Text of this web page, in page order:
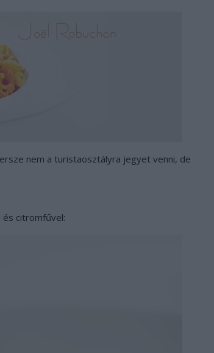
nem a turistaosztályra jegyet venni, de
és citromfűvel: